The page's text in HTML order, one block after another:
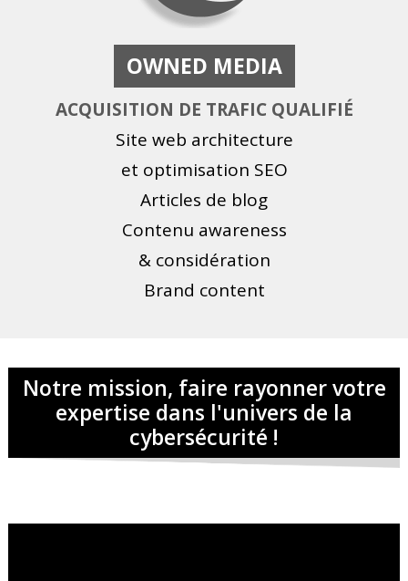
OWNED MEDIA
ACQUISITION DE TRAFIC QUALIFIÉ
Site web architecture
et optimisation SEO
Articles de blog
Contenu awareness
& considération
Brand content
Notre mission, faire rayonner votre
expertise dans l'univers de la
cybersécurité !